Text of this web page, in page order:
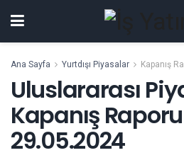
Ana Sayfa Yurtdışı Piyasalar Kapanış
Uluslararası
Kapanış
29.05.2024